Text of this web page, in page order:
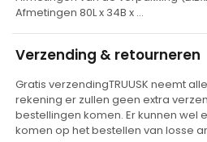
v
e
Afmetingen 80L x 34B x …
Verzending & retourneren
Gratis verzendingTRUUSK neemt
rekening er zullen geen extra
bestellingen komen. Er kunnen wel
komen op het bestellen van losse